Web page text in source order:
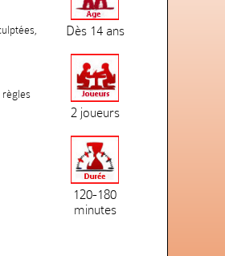
règles
Dès 14 ans
2 joueurs
120-180
minutes